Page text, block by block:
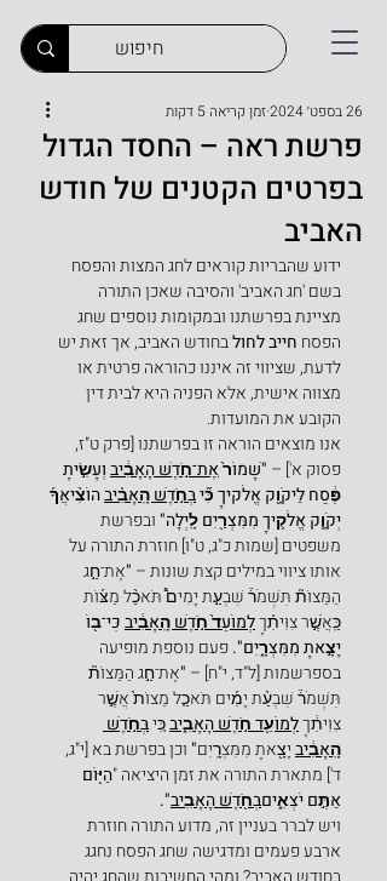
פרשת ראה – החסד הגדול
בפרטים הקטנים של חודש
האביב
26 בספט׳ 2024 זמן קריאה 5 דקות
ידוע שהבריות קוראים לחג המצות והפסח
בשם 'חג האביב' והסיבה שאכן התורה
מציינת בפרשתנו ובמקומות נוספים שחג
הפסח חייב לחול בחודש האביב, אך זאת יש
לדעת, שציווי זה איננו כהוראה פרטית או
מצווה אישית, אלא הפניה היא לבית דין
הקובע את המועדות.
אנו מוצאים הוראה זו בפרשתנו [פרק ט"ז,
פסוק א'] – "שָׁמוֹר֙ אֶת־חֹ֣דֶשׁ הָאָבִ֔יב וְעָשִׂ֣יתָ
פֶּ֔סַח לַיקֹוָ֖ק אֱלֹקיךָ כִּ֞י בְּחֹ֣דֶשׁ הָֽאָבִ֗יב הוֹצִ֨יאֲךָ֜
יְקֹוָ֧ק אֱלֹק֛יךָ מִמִּצְרַ֖יִם לָֽיְלָה" ובפרשת
משפטים [שמות כ"ג, ט"ו] חוזרת התורה על
אותו ציווי במילים קצת שונות – "אֶת־חַ֣ג
הַמַּצּוֹת֘ תִּשְׁמֹר֒ שִׁבְעַ֣ת יָמִים֩ תֹּאכַ֨ל מַצּ֜וֹת
כַּֽאֲשֶׁ֣ר צִוִּיתִ֗ךָ לְמוֹעֵד֙ חֹ֣דֶשׁ הָֽאָבִ֔יב כִּי־ב֖וֹ
יָצָ֣אתָ מִמִּצְרָ֑יִם". פעם נוספת מופיעה
בספרשמות [ל"ד, י"ח] – "אֶת־חַ֣ג הַמַּצּוֹת֘
תִּשְׁמֹר֒ שִׁבְעַ֨ת יָמִ֜ים תֹּאכַ֤ל מַצּוֹת֙ אֲשֶׁ֣ר
צִוִּיתִ֔ךָלְמוֹעֵ֖ד חֹ֣דֶשׁ הָאָבִ֑יבכִּ֚י בְּחֹ֣דֶשׁ
הָֽאָבִ֔יביָצָ֖אתָ מִמִּצְרָֽיִם" וכן בפרשת בא [י"ג,
ד'] מתארת התורה את זמן היציאה "הַיּ֖וֹם
אַתֶּ֣ם יֹצְאִ֑יםבְּחֹ֖דֶשׁ הָאָבִֽיב".
ויש לברר בעניין זה, מדוע התורה חוזרת
ארבע פעמים ומדגישה שחג הפסח נחגג